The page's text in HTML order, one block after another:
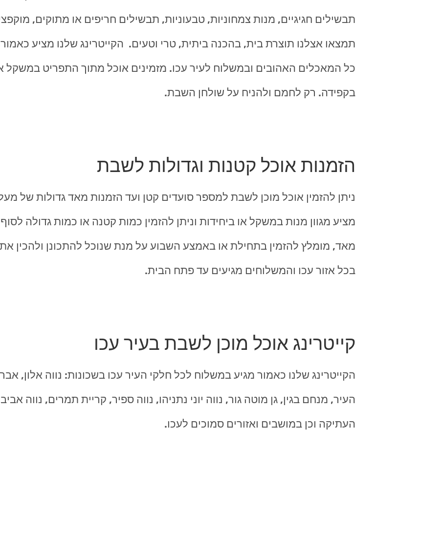
תבשילים חגיגיים, מנות צמחוניות, טבעוניות, תבשילים חריפים או מתוקים,
תמצאו אצלנו תוצרת בית, בהכנה ביתית, טרי וטעים. הקייטרינג שלנו מציע
כל המאכלים האהובים ובמשלוח לעיר עכו. מזמינים אוכל מתוך התפריט במשקל או
בקפידה. רק לחמם ולהניח על שולחן השבת.
הזמנות אוכל קטנות וגדולות לשבת
מציע מגוון מנות במשקל או ביחידות וניתן להזמין כמות קטנה או כמות גדולה
מאד, מומלץ להזמין בתחילת או באמצע השבוע על מנת שנוכל להתכונן ולהכין
בכל אזור עכו והמשלוחים מגיעים עד פתח הבית.
קייטרינג אוכל מוכן לשבת בעיר עכו
הקייטרינג שלנו כאמור מגיע במשלוח לכל חלקי העיר עכו בשכונות: נווה אלון,
העיר, מנחם בגין, גן מוטה גור, נווה יוני נתניהו, נווה ספיר, קריית תמרים, נווה
העתיקה וכן במושבים ואזורים סמוכים לעכו.